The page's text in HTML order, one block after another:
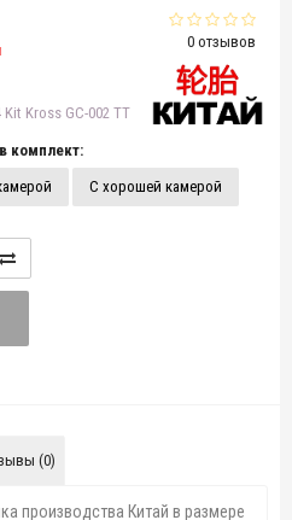
0 отзывов
Kross GC-002 TT
комплект:
С хорошей камерой
(0)
производства Китай в размере